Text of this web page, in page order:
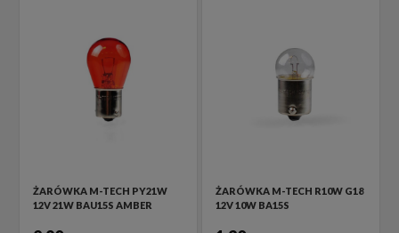
ŻARÓWKA M-TECH PY21W
12V 21W BAU15S AMBER
ŻARÓWKA M-TECH R10W G18
12V 10W BA15S